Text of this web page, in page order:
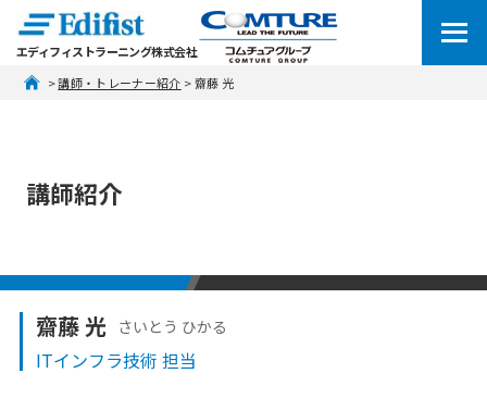
エディフィストラーニング株式会社
> 講師・トレーナー紹介 > 齋藤 光
講師紹介
齋藤 光 さいとう ひかる
ITインフラ技術 担当